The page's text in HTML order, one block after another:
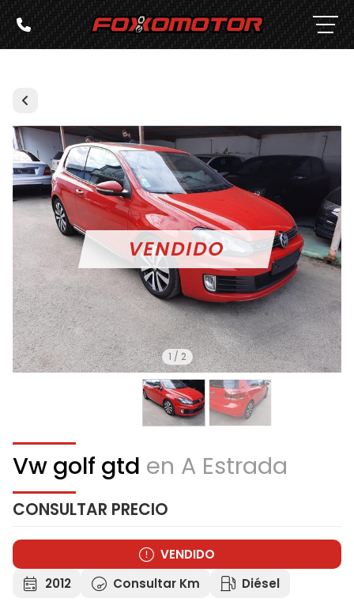
1 / 2
Vw golf gtd en A Estrada
CONSULTAR PRECIO
VENDIDO
2012
Consultar Km Diésel